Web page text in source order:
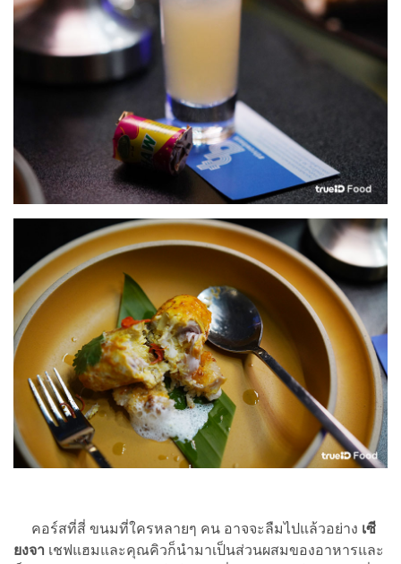
คอร์สที่สี่ ขนมที่ใครหลายๆ คน อาจจะลืมไปแล้วอย่าง เซี
ยงจา เชฟแฮมและคุณคิวก็นำมาเป็นส่วนผสมของอาหารและ